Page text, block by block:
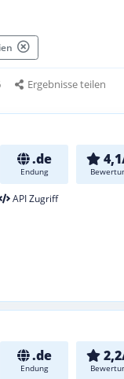
Ergebnisse teilen
.de
Endung
API Zugriff
.de
Endung